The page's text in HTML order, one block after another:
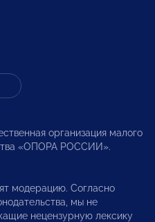
организация малого
«ОПОРА РОССИИ».
модерацию. Согласно
мы не
нецензурную лексику